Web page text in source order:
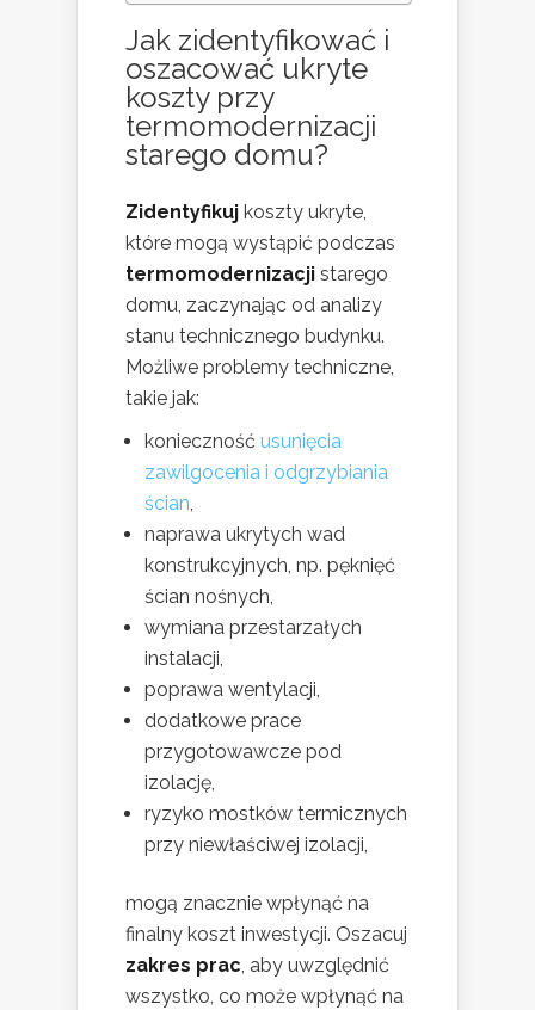
Jak zidentyfikować i
oszacować ukryte
koszty przy
termomodernizacji
starego domu?
Zidentyfikuj koszty ukryte,
które mogą wystąpić podczas
termomodernizacji starego
domu, zaczynając od analizy
stanu technicznego budynku.
Możliwe problemy techniczne,
takie jak:
konieczność usunięcia
zawilgocenia i odgrzybiania
ścian
naprawa ukrytych wad
konstrukcyjnych, np. pęknięć
ścian nośnych,
wymiana przestarzałych
instalacji,
poprawa wentylacji,
dodatkowe prace
przygotowawcze pod
izolację,
ryzyko mostków termicznych
przy niewłaściwej izolacji,
mogą znacznie wpłynąć na
finalny koszt inwestycji. Oszacuj
zakres prac , aby uwzględnić
wszystko, co może wpłynąć na